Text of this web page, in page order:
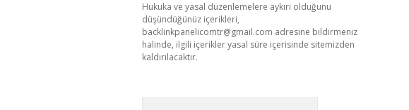
Hukuka ve yasal düzenlemelere aykırı olduğunu
düşündüğünüz içerikleri,
backlinkpanelicomtr@gmail.com adresine bildirmeniz
halinde, ilgili içerikler yasal süre içerisinde sitemizden
kaldırılacaktır.